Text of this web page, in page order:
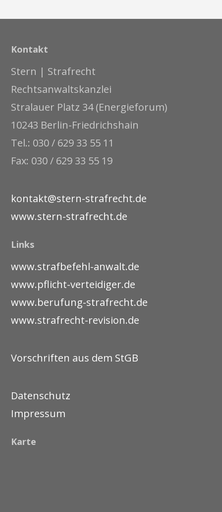
Kontakt
Stern | Strafrecht
Rechtsanwaltskanzlei
Stralauer Platz 34 (Energieforum)
10243 Berlin-Friedrichshain
Tel.: 030 / 629 33 55 11
Fax: 030 / 629 33 55 19
kontakt@stern-strafrecht.de
www.stern-strafrecht.de
Links
www.strafbefehl-anwalt.de
www.pflicht-verteidiger.de
www.berufung-strafrecht.de
www.strafrecht-revision.de
Vorschriften aus dem StGB
Datenschutz
Impressum
Karte